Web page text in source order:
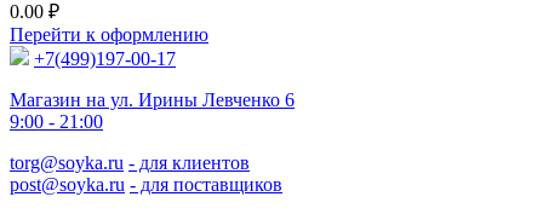
0.00 ₽
Перейти к оформлению
+7(499)197-00-17
Магазин на ул. Ирины Левченко 6
9:00 - 21:00
torg@soyka.ru - для клиентов
post@soyka.ru - для поставщиков